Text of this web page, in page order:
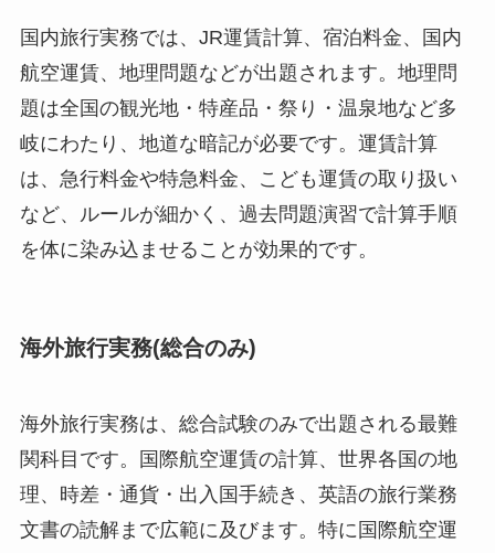
国内旅行実務では、JR運賃計算、宿泊料金、国内
航空運賃、地理問題などが出題されます。地理問
題は全国の観光地・特産品・祭り・温泉地など多
岐にわたり、地道な暗記が必要です。運賃計算
は、急行料金や特急料金、こども運賃の取り扱い
など、ルールが細かく、過去問題演習で計算手順
を体に染み込ませることが効果的です。
海外旅行実務(総合のみ)
海外旅行実務は、総合試験のみで出題される最難
関科目です。国際航空運賃の計算、世界各国の地
理、時差・通貨・出入国手続き、英語の旅行業務
文書の読解まで広範に及びます。特に国際航空運